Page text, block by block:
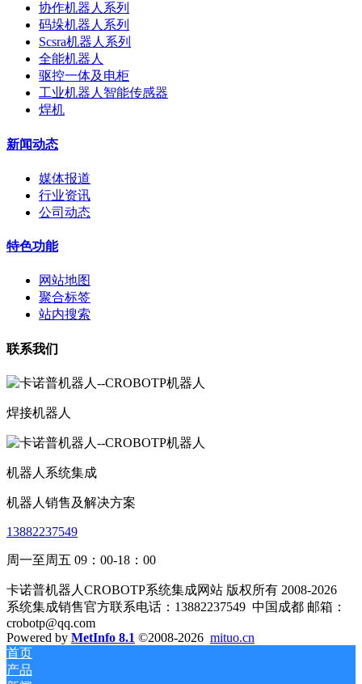
协作机器人系列
码垛机器人系列
Scsra机器人系列
全能机器人
驱控一体及电柜
工业机器人智能传感器
焊机
新闻动态
媒体报道
行业资讯
公司动态
特色功能
网站地图
聚合标签
站内搜索
联系我们
焊接机器人
机器人系统集成
机器人销售及解决方案
13882237549
周一至周五 09：00-18：00
卡诺普机器人CROBOTP系统集成网站 版权所有 2008-2026
系统集成销售官方联系电话：13882237549 中国成都 邮箱：
crobotp@qq.com
Powered by MetInfo 8.1 ©2008-2026 mituo.cn
首页
产品